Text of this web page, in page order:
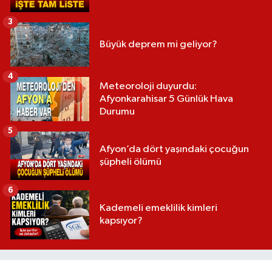
Büyük deprem mi geliyor?
3
Meteoroloji duyurdu:
Afyonkarahisar 5 Günlük Hava
Durumu
4
Afyon’da dört yaşındaki çocuğun
şüpheli ölümü
5
Kademeli emeklilik kimleri
kapsıyor?
6